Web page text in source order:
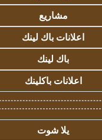
مشاريع
اعلانات باك لينك
باك لينك
اعلانات باكلينك
يلا شوت